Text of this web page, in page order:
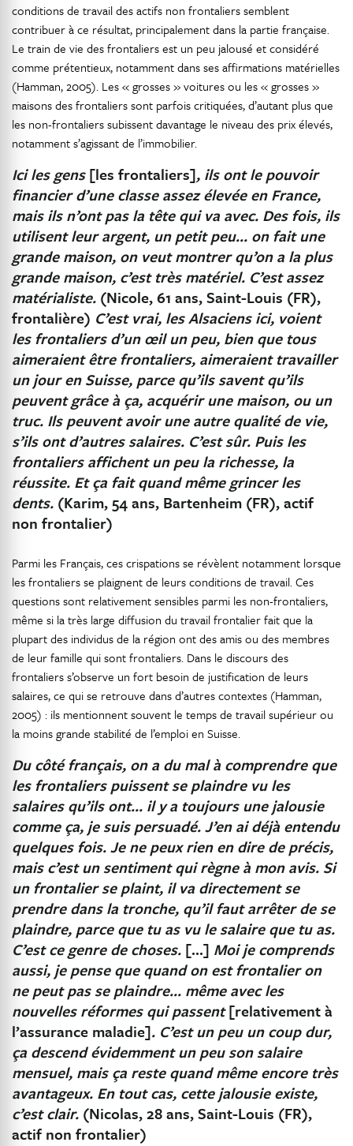
conditions de travail des actifs non frontaliers semblent
contribuer à ce résultat, principalement dans la partie française.
Le train de vie des frontaliers est un peu jalousé et considéré
comme prétentieux, notamment dans ses affirmations matérielles
(Hamman, 2005). Les « grosses » voitures ou les « grosses »
maisons des frontaliers sont parfois critiquées, d’autant plus que
les non-frontaliers subissent davantage le niveau des prix élevés,
notamment s’agissant de l’immobilier.
Ici les gens[les frontaliers], ils ont le pouvoir
financier d’une classe assez élevée en France,
mais ils n’ont pas la tête qui va avec. Des fois, ils
utilisent leur argent, un petit peu… on fait une
grande maison, on veut montrer qu’on a la plus
grande maison, c’est très matériel. C’est assez
matérialiste. (Nicole, 61 ans, Saint-Louis (FR),
frontalière) C’est vrai, les Alsaciens ici, voient
les frontaliers d’un œil un peu, bien que tous
aimeraient être frontaliers, aimeraient travailler
un jour en Suisse, parce qu’ils savent qu’ils
peuvent grâce à ça, acquérir une maison, ou un
truc. Ils peuvent avoir une autre qualité de vie,
s’ils ont d’autres salaires. C’est sûr. Puis les
frontaliers affichent un peu la richesse, la
réussite. Et ça fait quand même grincer les
dents. (Karim, 54 ans, Bartenheim (FR), actif
non frontalier)
Parmi les Français, ces crispations se révèlent notamment lorsque
les frontaliers se plaignent de leurs conditions de travail. Ces
questions sont relativement sensibles parmi les non-frontaliers,
même si la très large diffusion du travail frontalier fait que la
plupart des individus de la région ont des amis ou des membres
de leur famille qui sont frontaliers. Dans le discours des
frontaliers s’observe un fort besoin de justification de leurs
salaires, ce qui se retrouve dans d’autres contextes (Hamman,
2005) : ils mentionnent souvent le temps de travail supérieur ou
la moins grande stabilité de l’emploi en Suisse.
Du côté français, on a du mal à comprendre que
les frontaliers puissent se plaindre vu les
salaires qu’ils ont… il y a toujours une jalousie
comme ça, je suis persuadé. J’en ai déjà entendu
quelques fois. Je ne peux rien en dire de précis,
mais c’est un sentiment qui règne à mon avis. Si
un frontalier se plaint, il va directement se
prendre dans la tronche, qu’il faut arrêter de se
plaindre, parce que tu as vu le salaire que tu as.
C’est ce genre de choses. […] Moi je comprends
aussi, je pense que quand on est frontalier on
ne peut pas se plaindre… même avec les
nouvelles réformes qui passent[relativement à
l’assurance maladie]. C’est un peu un coup dur,
ça descend évidemment un peu son salaire
mensuel, mais ça reste quand même encore très
avantageux. En tout cas, cette jalousie existe,
c’est clair. (Nicolas, 28 ans, Saint-Louis (FR),
actif non frontalier)